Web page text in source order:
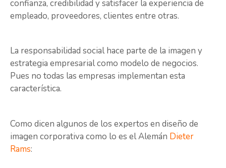
confianza, credibilidad y satisfacer la experiencia de
empleado, proveedores, clientes entre otras.
La responsabilidad social hace parte de la imagen y
estrategia empresarial como modelo de negocios.
Pues no todas las empresas implementan esta
característica.
Como dicen algunos de los expertos en diseño de
imagen corporativa como lo es el Alemán Dieter
Rams: